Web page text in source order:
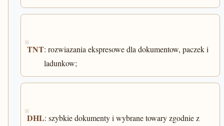
TNT: rozwiazania ekspresowe dla dokumentow, paczek i
ladunkow;
DHL: szybkie dokumenty i wybrane towary zgodnie z